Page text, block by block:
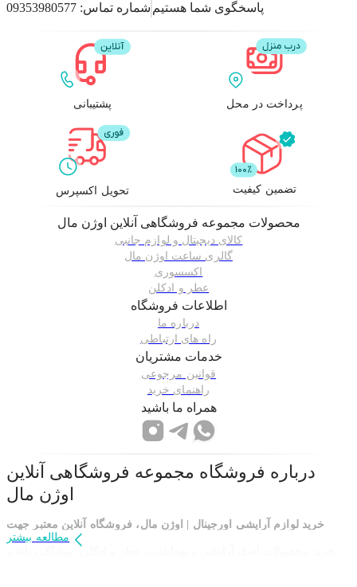
شماره تماس: 09353980577 پاسخگوی شما هستیم
پشتیبانی پرداخت در محل
تحویل اکسپرس تضمین کیفیت
محصولات مجموعه فروشگاهی آنلاین اوژن مال
کالای دیجیتال و لوازم جانبی
گالری ساعت اوژن مال
اکسسوری
عطر و ادکلن
اطلاعات فروشگاه
درباره ما
راه های ارتباطی
خدمات مشتریان
قوانین مرجوعی
راهنمای خرید
همراه ما باشید
درباره فروشگاه مجموعه فروشگاهی آنلاین
اوژن مال
خرید لوازم آرایشی اورجینال | اوژن مال، فروشگاه آنلاین معتبر جهت
مطالعه بیشتر